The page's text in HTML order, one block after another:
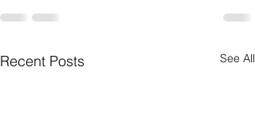
Recent Posts See All